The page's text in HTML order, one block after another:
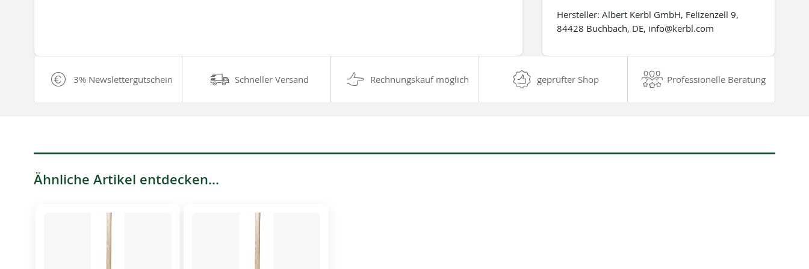
Hersteller: Albert Kerbl GmbH, Felizenzell 9,
84428 Buchbach, DE, info@kerbl.com
3% Newslettergutschein Schneller Versand Rechnungskauf möglich geprüfter Shop Professionelle Beratung
Ähnliche Artikel entdecken...